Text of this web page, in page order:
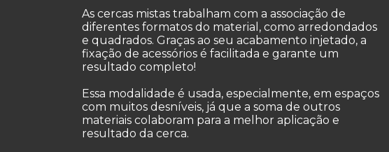
As cercas mistas trabalham com a associação de
diferentes formatos do material, como arredondados
e quadrados. Graças ao seu acabamento injetado, a
fixação de acessórios é facilitada e garante um
resultado completo!
Essa modalidade é usada, especialmente, em espaços
com muitos desníveis, já que a soma de outros
materiais colaboram para a melhor aplicação e
resultado da cerca.